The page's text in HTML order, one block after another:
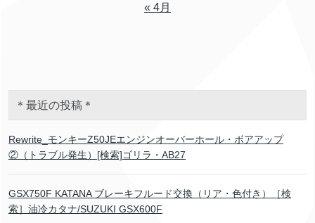
« 4月
＊最近の投稿＊
Rewrite_モンキーZ50JEエンジンオーバーホール・ボアアップ
②（トラブル発生）[検索]ゴリラ・AB27
GSX750F KATANA ブレーキフルード交換（リア・色付き）［検
索］油冷カタナ/SUZUKI GSX600F